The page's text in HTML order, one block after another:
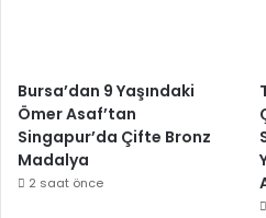
Bursa’dan 9 Yaşındaki
Ömer Asaf’tan
Singapur’da Çifte Bronz
Madalya
2 saat önce